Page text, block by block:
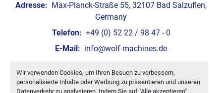
Wir verwenden Cookies, um Ihren Besuch zu verbessern,
personalisierte Inhalte oder Werbung zu präsentieren und unseren
Datenverkehr zu analysieren. Indem Sie auf "Alle akzeptieren"
Adresse: Max-Planck-Straße 55, 32107 Bad Salzuflen,
Germany
Telefon: +49 (0) 52 22 / 98 47 - 0
E-Mail: info@wolf-machines.de
Cookie-Einstellungen
Machinio System-Website vonMachinio